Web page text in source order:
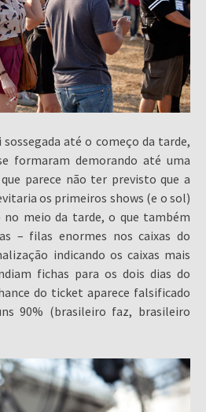
até o começo da tarde,
formaram demorando até uma
parece não ter previsto que a
os primeiros shows (e o sol)
meio da tarde, o que também
– filas enormes nos caixas do
indicando os caixas mais
fichas para os dois dias do
do ticket aparece falsificado
90% (brasileiro faz, brasileiro